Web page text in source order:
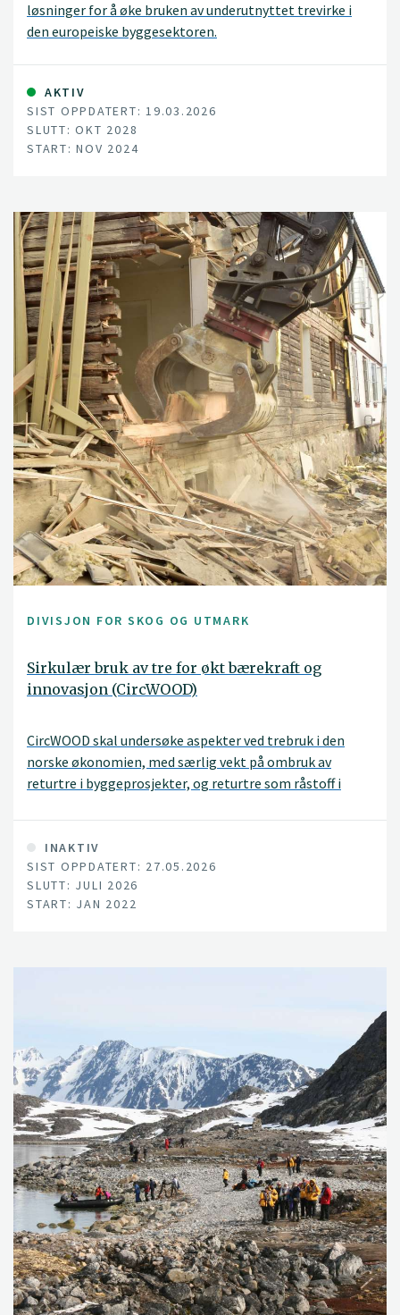
løsninger for å øke bruken av underutnyttet trevirke i
den europeiske byggesektoren.
AKTIV
SIST OPPDATERT: 19.03.2026
SLUTT: OKT 2028
START: NOV 2024
DIVISJON FOR SKOG OG UTMARK
Sirkulær bruk av tre for økt bærekraft og
innovasjon (CircWOOD)
CircWOOD skal undersøke aspekter ved trebruk i den
norske økonomien, med særlig vekt på ombruk av
returtre i byggeprosjekter, og returtre som råstoff i
INAKTIV
SIST OPPDATERT: 27.05.2026
SLUTT: JULI 2026
START: JAN 2022